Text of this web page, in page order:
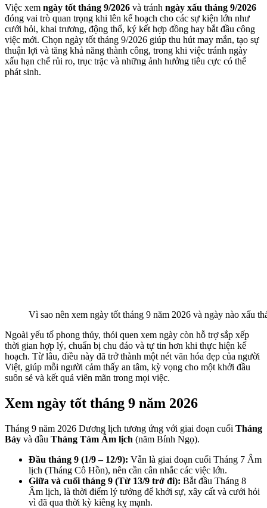
Việc xem ngày tốt tháng 9/2026 và tránh ngày xấu tháng 9/2026
đóng vai trò quan trọng khi lên kế hoạch cho các sự kiện lớn như
cưới hỏi, khai trương, động thổ, ký kết hợp đồng hay bắt đầu công
việc mới. Chọn ngày tốt tháng 9/2026 giúp thu hút may mắn, tạo sự
thuận lợi và tăng khả năng thành công, trong khi việc tránh ngày
xấu hạn chế rủi ro, trục trặc và những ảnh hưởng tiêu cực có thể
phát sinh.
Vì sao nên xem ngày tốt tháng 9 năm 2026 và ngày nào xấu
Ngoài yếu tố phong thủy, thói quen xem ngày còn hỗ trợ sắp xếp
thời gian hợp lý, chuẩn bị chu đáo và tự tin hơn khi thực hiện kế
hoạch. Từ lâu, điều này đã trở thành một nét văn hóa đẹp của người
Việt, giúp mỗi người cảm thấy an tâm, kỳ vọng cho một khởi đầu
suôn sẻ và kết quả viên mãn trong mọi việc.
Xem ngày tốt tháng 9 năm 2026
Tháng 9 năm 2026 Dương lịch tương ứng với giai đoạn cuối Tháng
Bảy và đầu Tháng Tám Âm lịch (năm Bính Ngọ).
Đầu tháng 9 (1/9 – 12/9): Vẫn là giai đoạn cuối Tháng 7 Âm
lịch (Tháng Cô Hồn), nên cần cân nhắc các việc lớn.
Giữa và cuối tháng 9 (Từ 13/9 trở đi): Bắt đầu Tháng 8
Âm lịch, là thời điểm lý tưởng để khởi sự, xây cất và cưới hỏi
vì đã qua thời kỳ kiêng kỵ mạnh.